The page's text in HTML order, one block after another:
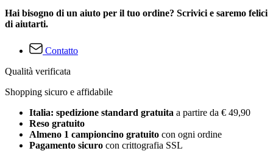
Hai bisogno di un aiuto per il tuo ordine? Scrivici e saremo felici
di aiutarti.
Contatto
Qualità verificata
Shopping sicuro e affidabile
Italia: spedizione standard gratuita a partire da € 49,90
Reso gratuito
Almeno 1 campioncino gratuito con ogni ordine
Pagamento sicuro con crittografia SSL